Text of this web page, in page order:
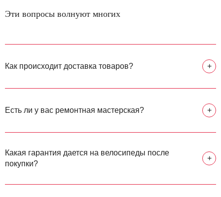
Эти вопросы волнуют многих
Как происходит доставка товаров? +
Есть ли у вас ремонтная мастерская? +
Какая гарантия дается на велосипеды после
покупки?
+